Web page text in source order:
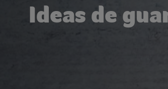
Ideas de